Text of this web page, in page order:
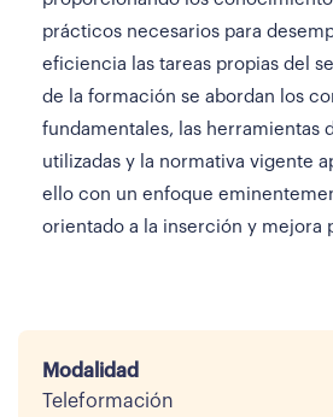
prácticos necesarios para
eficiencia las tareas propias del
de la formación se abordan los
fundamentales, las herramientas
utilizadas y la normativa vigente
ello con un enfoque
orientado a la inserción y mejora
Modalidad
Teleformación